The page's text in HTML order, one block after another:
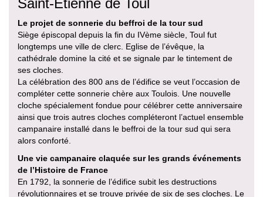
Saint-Etienne de Toul
Le projet de sonnerie du beffroi de la tour sud
Siège épiscopal depuis la fin du IVème siècle, Toul fut
longtemps une ville de clerc. Eglise de l’évêque, la
cathédrale domine la cité et se signale par le tintement de
ses cloches.
La célébration des 800 ans de l’édifice se veut l’occasion de
compléter cette sonnerie chère aux Toulois. Une nouvelle
cloche spécialement fondue pour célébrer cette anniversaire
ainsi que trois autres cloches compléteront l’actuel ensemble
campanaire installé dans le beffroi de la tour sud qui sera
alors conforté.
Une vie campanaire claquée sur les grands événements
de l’Histoire de France
En 1792, la sonnerie de l’édifice subit les destructions
révolutionnaires et se trouve privée de six de ses cloches. Le